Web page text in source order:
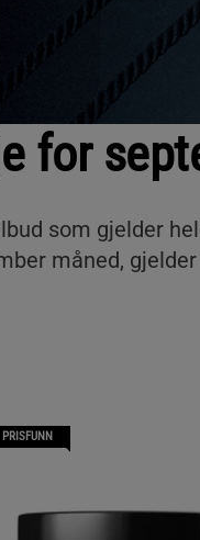
for
som gjelder
måned,
PRISFUNN